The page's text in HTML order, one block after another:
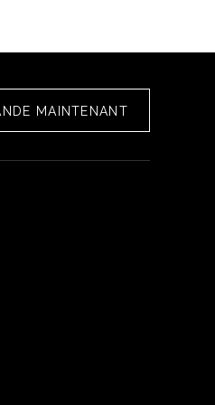
MAINTENANT